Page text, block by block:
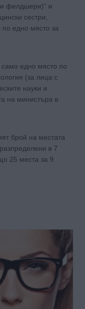
и фелдшери)“ и
сестри,
едно място за
само едно място по
(за лица с
науки и
на министъра в
брой на местата
в 7
25 места за 9